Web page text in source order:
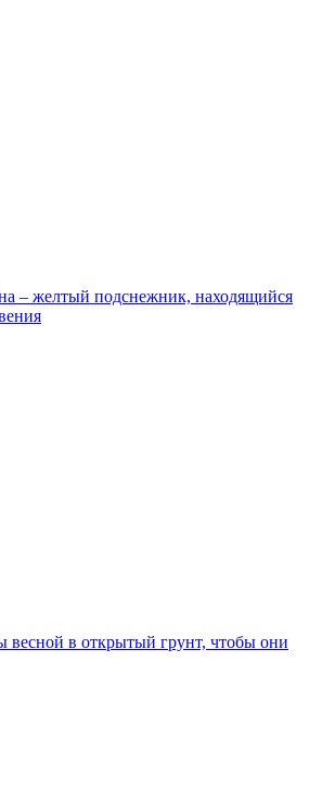
– желтый подснежник, находящийся
весной в открытый грунт, чтобы они